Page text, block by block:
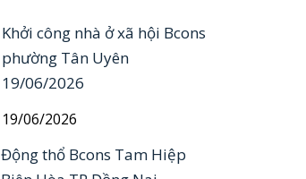
Khởi công nhà ở xã hội Bcons
phường Tân Uyên
19/06/2026
19/06/2026
Động thổ Bcons Tam Hiệp